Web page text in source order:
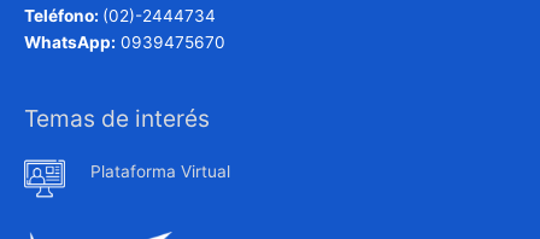
Teléfono: (02)-2444734
WhatsApp: 0939475670
Temas de interés
Plataforma Virtual